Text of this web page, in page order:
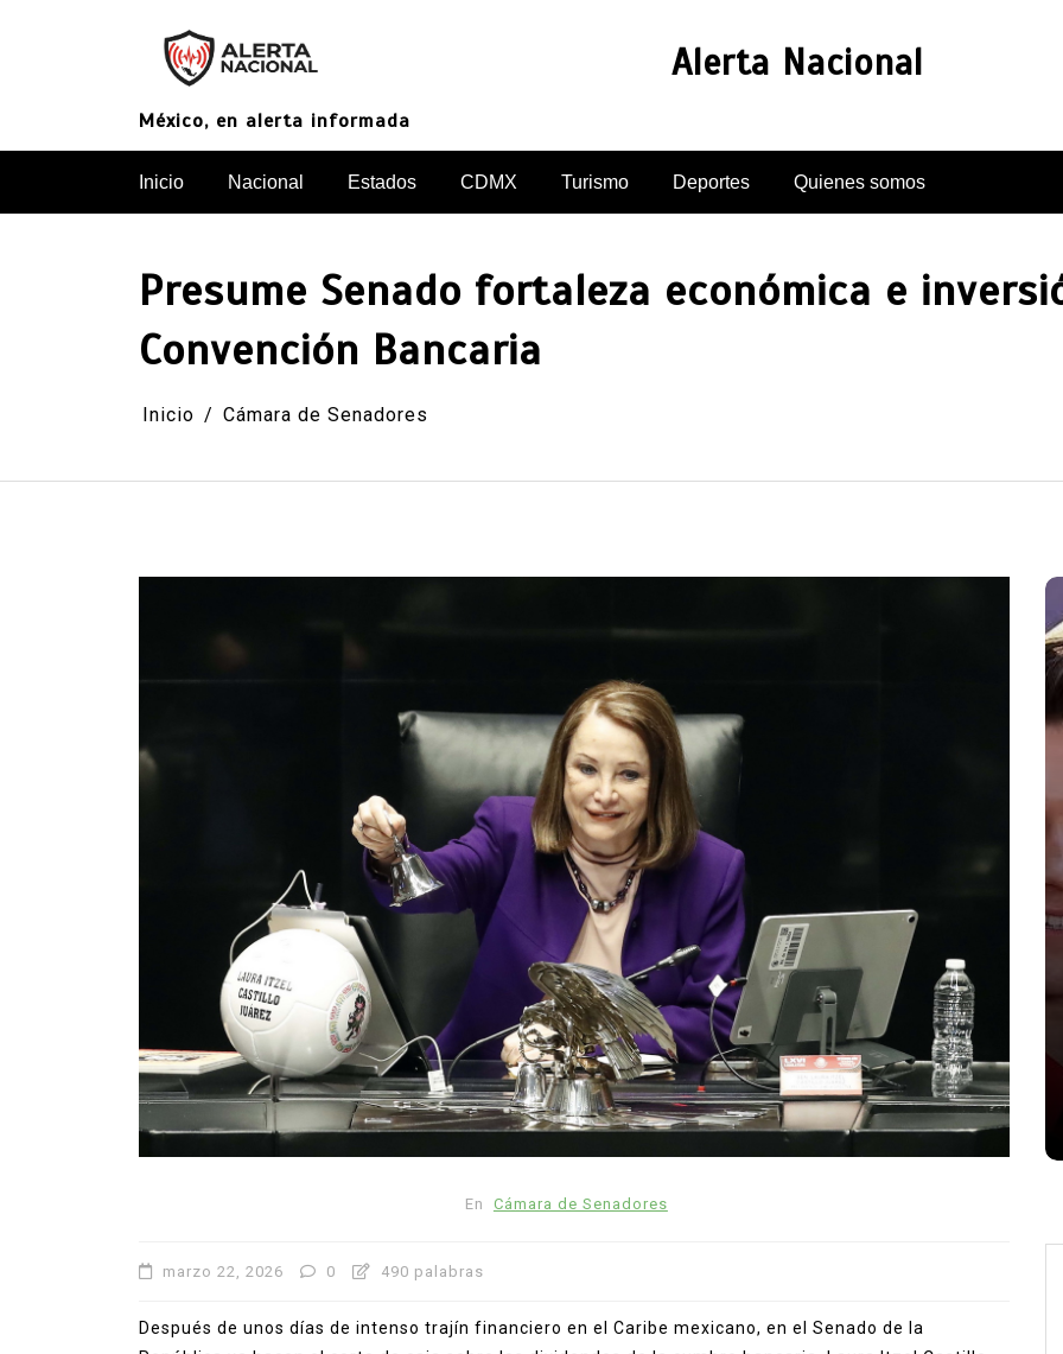
Alerta Nacional
México, en alerta informada
Inicio Nacional Estados CDMX Turismo Deportes Quienes somos
Presume Senado fortaleza económica e
Convención Bancaria
Inicio Cámara de Senadores
En Cámara de Senadores
marzo 22, 2026 0 490 palabras
Después de unos días de intenso trajín financiero en el Caribe mexicano, en el Senado de la
Espectaculos
Zendaya y Tom Holland celebran
su boda en secreto en
Inglaterra
agosto 6, 2026 986 palabras
Beaverbrook
boda secreta
boda Zendaya Tom Holland
Spider-Man Brand New Day
Tom Holland esposa
Zendaya boda 2026
Zendaya Tom Holland matrimonio
Zendaya y Tom Holland